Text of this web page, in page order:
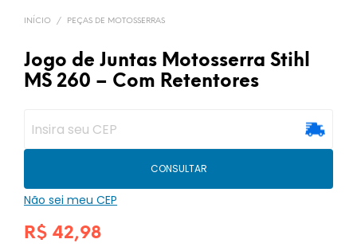
INÍCIO / PEÇAS DE MOTOSSERRAS
Jogo de Juntas Motosserra Stihl
MS 260 – Com Retentores
CONSULTAR
Não sei meu CEP
R$ 42,98